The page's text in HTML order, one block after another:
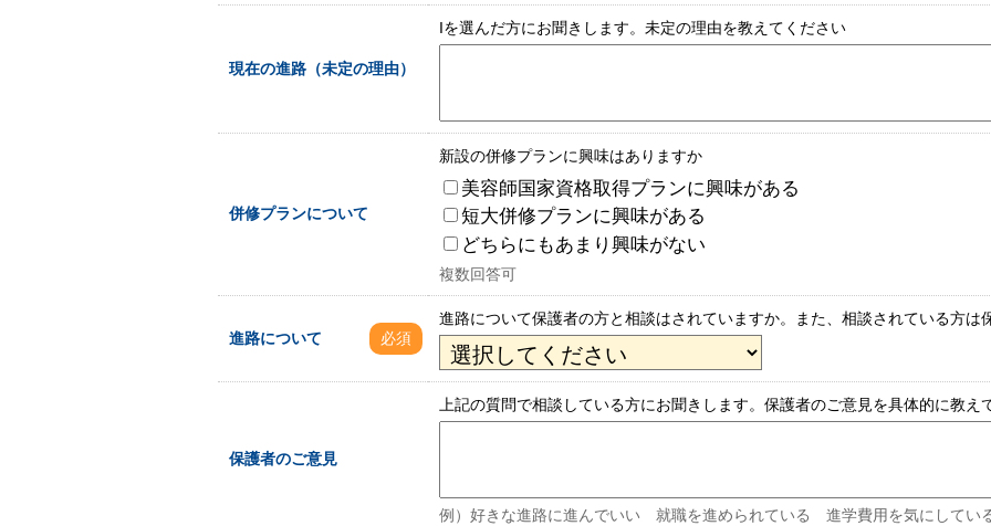
現在の進路（未定の理由）
Iを選んだ方にお聞きします。未定の理由を教えてください
併修プランについて
新設の併修プランに興味はありますか
美容師国家資格取得プランに興味がある
短大併修プランに興味がある
どちらにもあまり興味がない
複数回答可
進路について 必須
進路について保護者の方と相談はされていますか。また、相談されている方は
保護者のご意見
上記の質問で相談している方にお聞きします。保護者のご意見を具体的に教え
例）好きな進路に進んでいい 就職を進められている 進学費用を気にして